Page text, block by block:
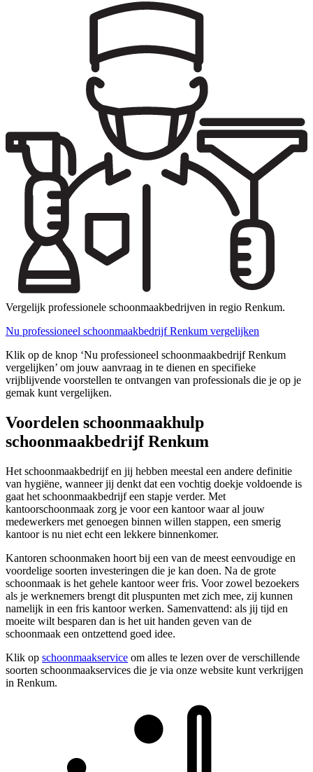
Vergelijk professionele schoonmaakbedrijven in regio Renkum.
Nu professioneel schoonmaakbedrijf Renkum vergelijken
Klik op de knop ‘Nu professioneel schoonmaakbedrijf Renkum
vergelijken’ om jouw aanvraag in te dienen en specifieke
vrijblijvende voorstellen te ontvangen van professionals die je op je
gemak kunt vergelijken.
Voordelen schoonmaakhulp
schoonmaakbedrijf Renkum
Het schoonmaakbedrijf en jij hebben meestal een andere definitie
van hygiëne, wanneer jij denkt dat een vochtig doekje voldoende is
gaat het schoonmaakbedrijf een stapje verder. Met
kantoorschoonmaak zorg je voor een kantoor waar al jouw
medewerkers met genoegen binnen willen stappen, een smerig
kantoor is nu niet echt een lekkere binnenkomer.
Kantoren schoonmaken hoort bij een van de meest eenvoudige en
voordelige soorten investeringen die je kan doen. Na de grote
schoonmaak is het gehele kantoor weer fris. Voor zowel bezoekers
als je werknemers brengt dit pluspunten met zich mee, zij kunnen
namelijk in een fris kantoor werken. Samenvattend: als jij tijd en
moeite wilt besparen dan is het uit handen geven van de
schoonmaak een ontzettend goed idee.
Klik op schoonmaakservice om alles te lezen over de verschillende
soorten schoonmaakservices die je via onze website kunt verkrijgen
in Renkum.